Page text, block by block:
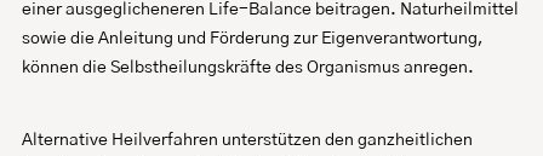
einer ausgeglicheneren Life-Balance beitragen. Naturheilmittel
sowie die Anleitung und Förderung zur Eigenverantwortung,
können die Selbstheilungskräfte des Organismus anregen.
Alternative Heilverfahren unterstützen den ganzheitlichen